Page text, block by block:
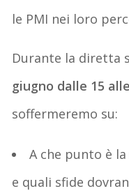
le PMI nei loro
Durante la diretta
giugno dalle 15
soffermeremo su:
A che punto è la
e quali sfide